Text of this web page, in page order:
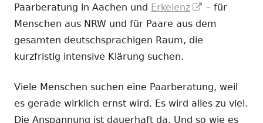
Paarberatung in Aachen und Erkelenz
In
neuem
– für
Menschen aus NRW und für Paare aus dem
gesamten deutschsprachigen Raum, die
kurzfristig intensive Klärung suchen.
Viele Menschen suchen eine Paarberatung, weil
es gerade wirklich ernst wird. Es wird alles zu viel.
Die Anspannung ist dauerhaft da. Und so wie es